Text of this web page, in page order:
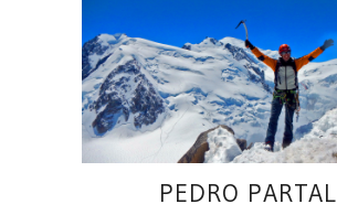
PEDRO PARTAL